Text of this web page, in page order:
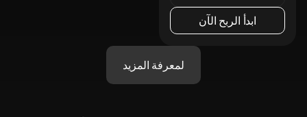
ابدأ الربح الآن
لمعرفة المزيد